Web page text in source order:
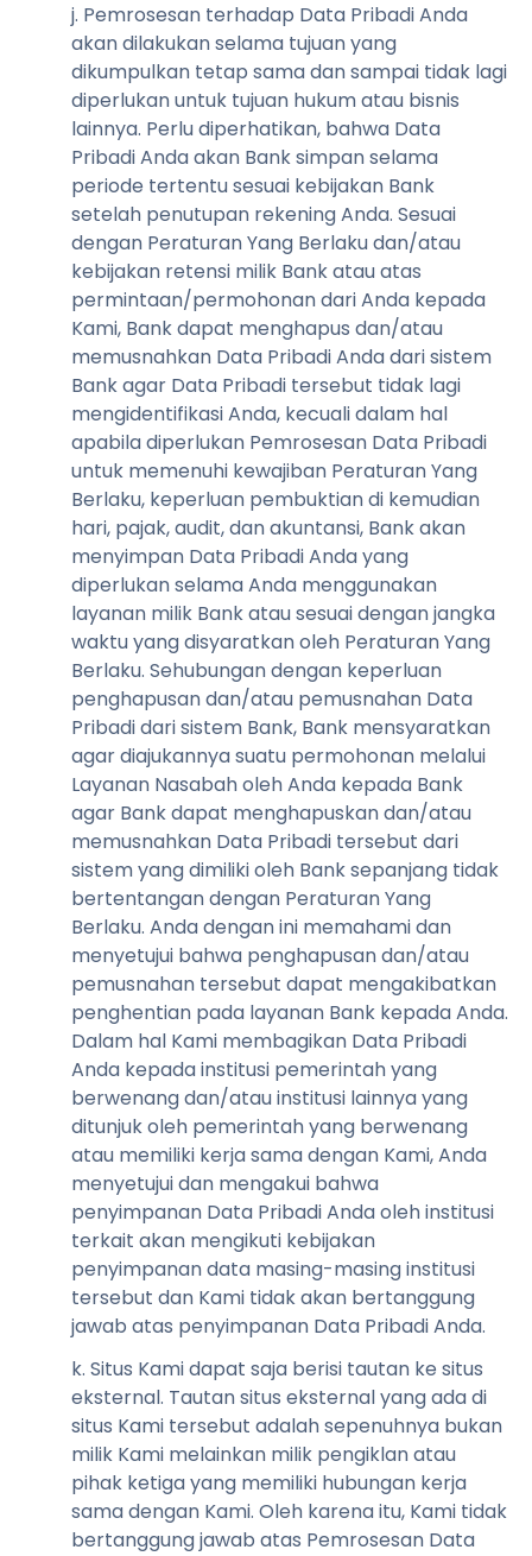
j. Pemrosesan terhadap Data Pribadi Anda
akan dilakukan selama tujuan yang
dikumpulkan tetap sama dan sampai tidak lagi
diperlukan untuk tujuan hukum atau bisnis
lainnya. Perlu diperhatikan, bahwa Data
Pribadi Anda akan Bank simpan selama
periode tertentu sesuai kebijakan Bank
setelah penutupan rekening Anda. Sesuai
dengan Peraturan Yang Berlaku dan/atau
kebijakan retensi milik Bank atau atas
permintaan/permohonan dari Anda kepada
Kami, Bank dapat menghapus dan/atau
memusnahkan Data Pribadi Anda dari sistem
Bank agar Data Pribadi tersebut tidak lagi
mengidentifikasi Anda, kecuali dalam hal
apabila diperlukan Pemrosesan Data Pribadi
untuk memenuhi kewajiban Peraturan Yang
Berlaku, keperluan pembuktian di kemudian
hari, pajak, audit, dan akuntansi, Bank akan
menyimpan Data Pribadi Anda yang
diperlukan selama Anda menggunakan
layanan milik Bank atau sesuai dengan jangka
waktu yang disyaratkan oleh Peraturan Yang
Berlaku. Sehubungan dengan keperluan
penghapusan dan/atau pemusnahan Data
Pribadi dari sistem Bank, Bank mensyaratkan
agar diajukannya suatu permohonan melalui
Layanan Nasabah oleh Anda kepada Bank
agar Bank dapat menghapuskan dan/atau
memusnahkan Data Pribadi tersebut dari
sistem yang dimiliki oleh Bank sepanjang tidak
bertentangan dengan Peraturan Yang
Berlaku. Anda dengan ini memahami dan
menyetujui bahwa penghapusan dan/atau
pemusnahan tersebut dapat mengakibatkan
penghentian pada layanan Bank kepada Anda.
Dalam hal Kami membagikan Data Pribadi
Anda kepada institusi pemerintah yang
berwenang dan/atau institusi lainnya yang
ditunjuk oleh pemerintah yang berwenang
atau memiliki kerja sama dengan Kami, Anda
menyetujui dan mengakui bahwa
penyimpanan Data Pribadi Anda oleh institusi
terkait akan mengikuti kebijakan
penyimpanan data masing-masing institusi
tersebut dan Kami tidak akan bertanggung
jawab atas penyimpanan Data Pribadi Anda.
k. Situs Kami dapat saja berisi tautan ke situs
eksternal. Tautan situs eksternal yang ada di
situs Kami tersebut adalah sepenuhnya bukan
milik Kami melainkan milik pengiklan atau
pihak ketiga yang memiliki hubungan kerja
sama dengan Kami. Oleh karena itu, Kami tidak
bertanggung jawab atas Pemrosesan Data